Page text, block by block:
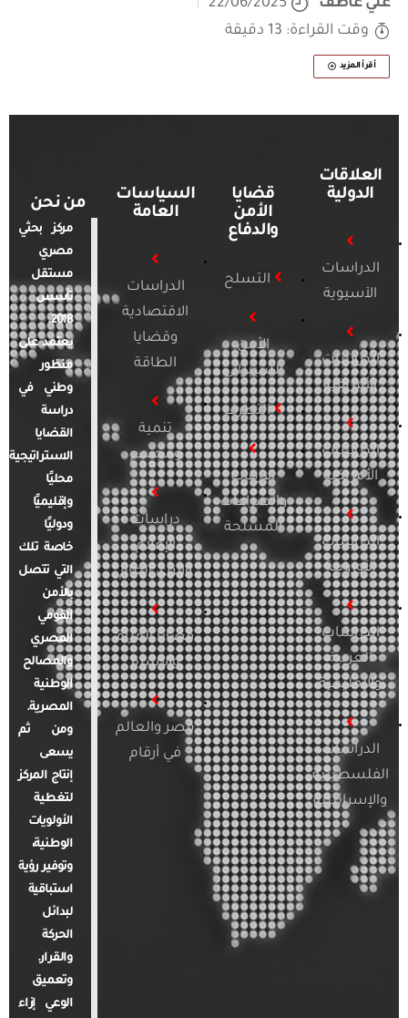
وقت القراءة: 13 دقيقة
أقرأ المزيد
العلاقات
الدولية
الدراسات
الآسيوية
الدراسات
الأفريقية
الدراسات
الأمريكية
الدراسات
الأوروبية
الدراسات
العربية
والإقليمية
الدراسات
الفلسطينية
والإسرائيلية
قضايا
الأمن
والدفاع
التسلح
الأمن
السيبراني
التطرف
الإرهاب
والصراعات
المسلحة
السياسات
العامة
الدراسات
الاقتصادية
وقضايا
الطاقة
تنمية
ومجتمع
دراسات
الإعلام
والرأي العام
قضايا المرأة
والأسرة
مصر والعالم
في أرقام
من نحن
مركز بحثي
مصري
مستقل
تأسس
2018.
يعتمد على
منظور
وطني في
دراسة
القضايا
الاستراتيجية
محليًا
وإقليميًا
ودوليًا
خاصة تلك
التي تتصل
بالأمن
القومي
المصري
والمصالح
الوطنية
المصرية.
ومن ثم
يسعى
إنتاج المركز
لتغطية
الأولويات
الوطنية،
وتوفير رؤية
استباقية
لبدائل
الحركة
والقرار.
وتعميق
الوعي إزاء